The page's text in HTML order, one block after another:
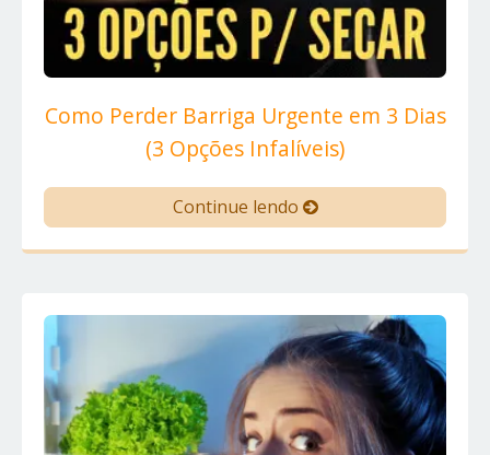
Como Perder Barriga Urgente em 3 Dias
(3 Opções Infalíveis)
Continue lendo